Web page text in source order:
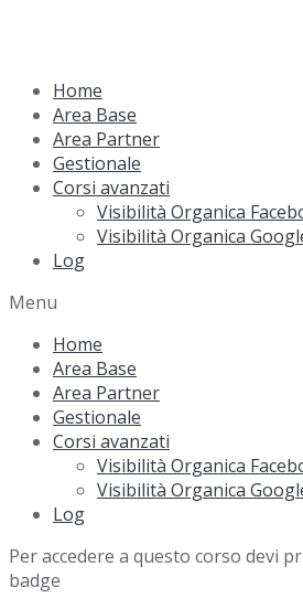
Home
Area Base
Area Partner
Gestionale
Corsi avanzati
Visibilità Organica
Visibilità Organica
Log
Menu
Home
Area Base
Area Partner
Gestionale
Corsi avanzati
Visibilità Organica
Visibilità Organica
Log
Per accedere a questo corso devi
badge